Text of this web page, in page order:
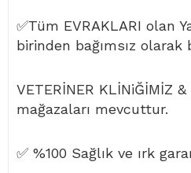
✅Tüm EVRAKLARI olan
birinden bağımsız olarak
VETERİNER KLİNiĞİMİZ &
mağazaları mevcuttur.
✅ %100 Sağlık ve ırk